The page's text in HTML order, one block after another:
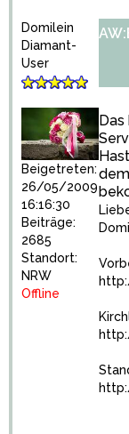
Domilein
Diamant-
User
Beigetreten:
26/05/2009
16:16:30
Beiträge:
2685
Standort:
NRW
Offline
Domi